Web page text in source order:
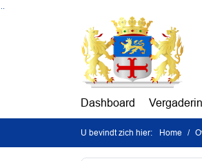
Ga naar de inhoud van deze pagina
Dashboard
U bevindt zich hier: Home